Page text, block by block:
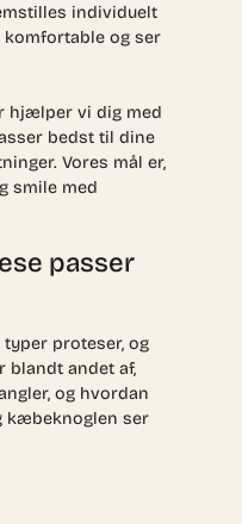
individuelt
komfortable og ser
hjælper vi dig med
bedst til dine
Vores mål er,
smile med
passer
proteser, og
blandt andet af,
og hvordan
kæbeknoglen ser